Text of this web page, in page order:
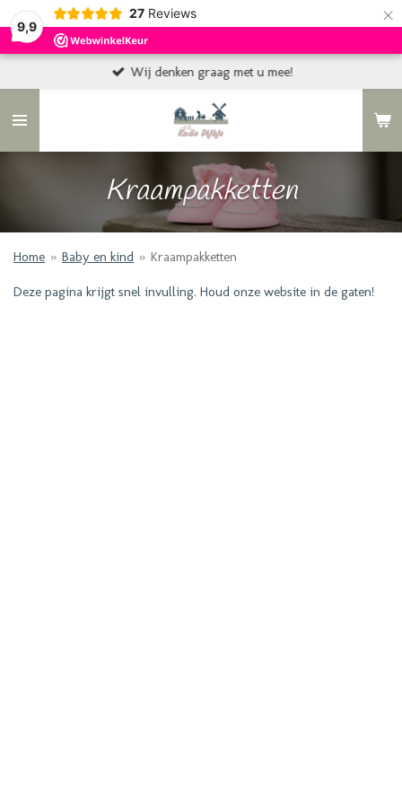
9,9
27 Reviews ×
Wij denken graag met u mee!
Kraampakketten
Home » Baby en kind » Kraampakketten
Deze pagina krijgt snel invulling. Houd onze website in de gaten!